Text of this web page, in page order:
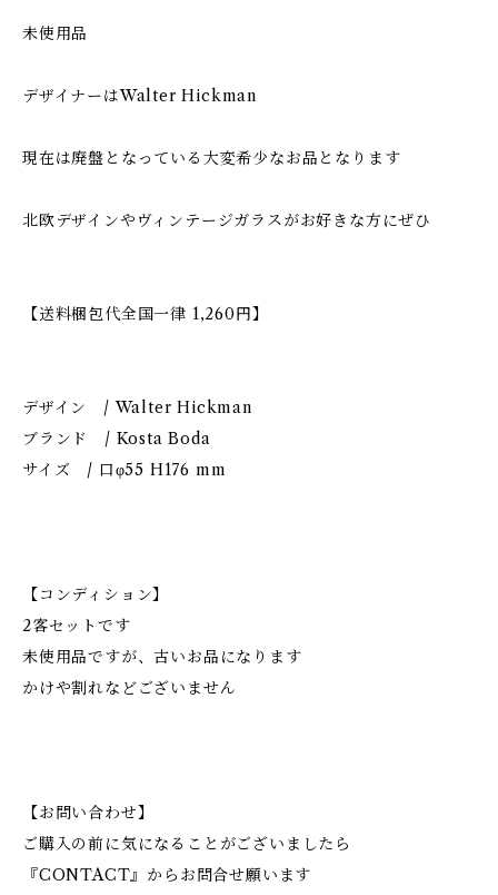
未使用品
デザイナーはWalter Hickman
現在は廃盤となっている大変希少なお品となります
北欧デザインやヴィンテージガラスがお好きな方にぜひ
【送料梱包代全国一律 1,260円】
デザイン / Walter Hickman
ブランド / Kosta Boda
サイズ / 口φ55 H176 mm
【コンディション】
2客セットです
未使用品ですが、古いお品になります
かけや割れなどございません
【お問い合わせ】
ご購入の前に気になることがございましたら
『CONTACT』からお問合せ願います